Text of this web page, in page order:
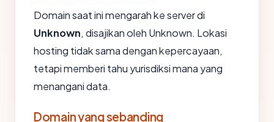
Domain saat ini mengarah ke server di
Unknown, disajikan oleh Unknown. Lokasi
hosting tidak sama dengan kepercayaan,
tetapi memberi tahu yurisdiksi mana yang
menangani data.
Domain yang sebanding